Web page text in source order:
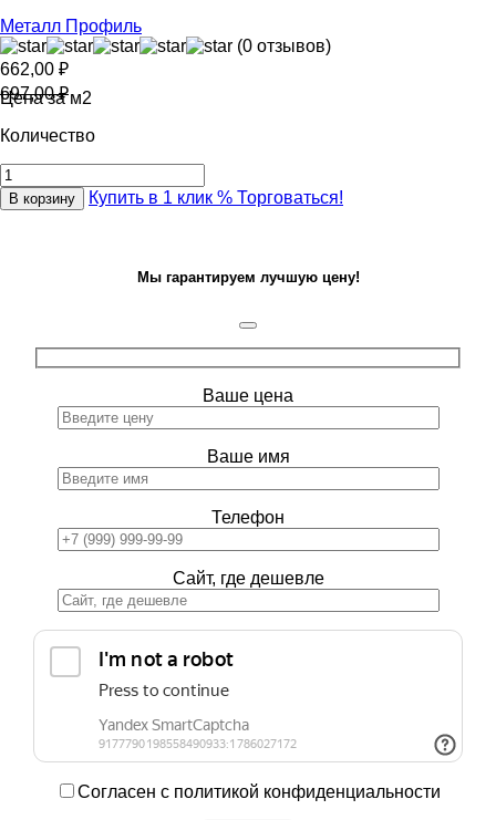
Металл Профиль
(0 отзывов)
662,00 ₽
697,00₽
Цена за м2
Количество
В корзину Купить в 1 клик % Торговаться!
Мы гарантируем лучшую цену!
Ваше цена
Ваше имя
Телефон
Сайт, где дешевле
Согласен с политикой конфиденциальности